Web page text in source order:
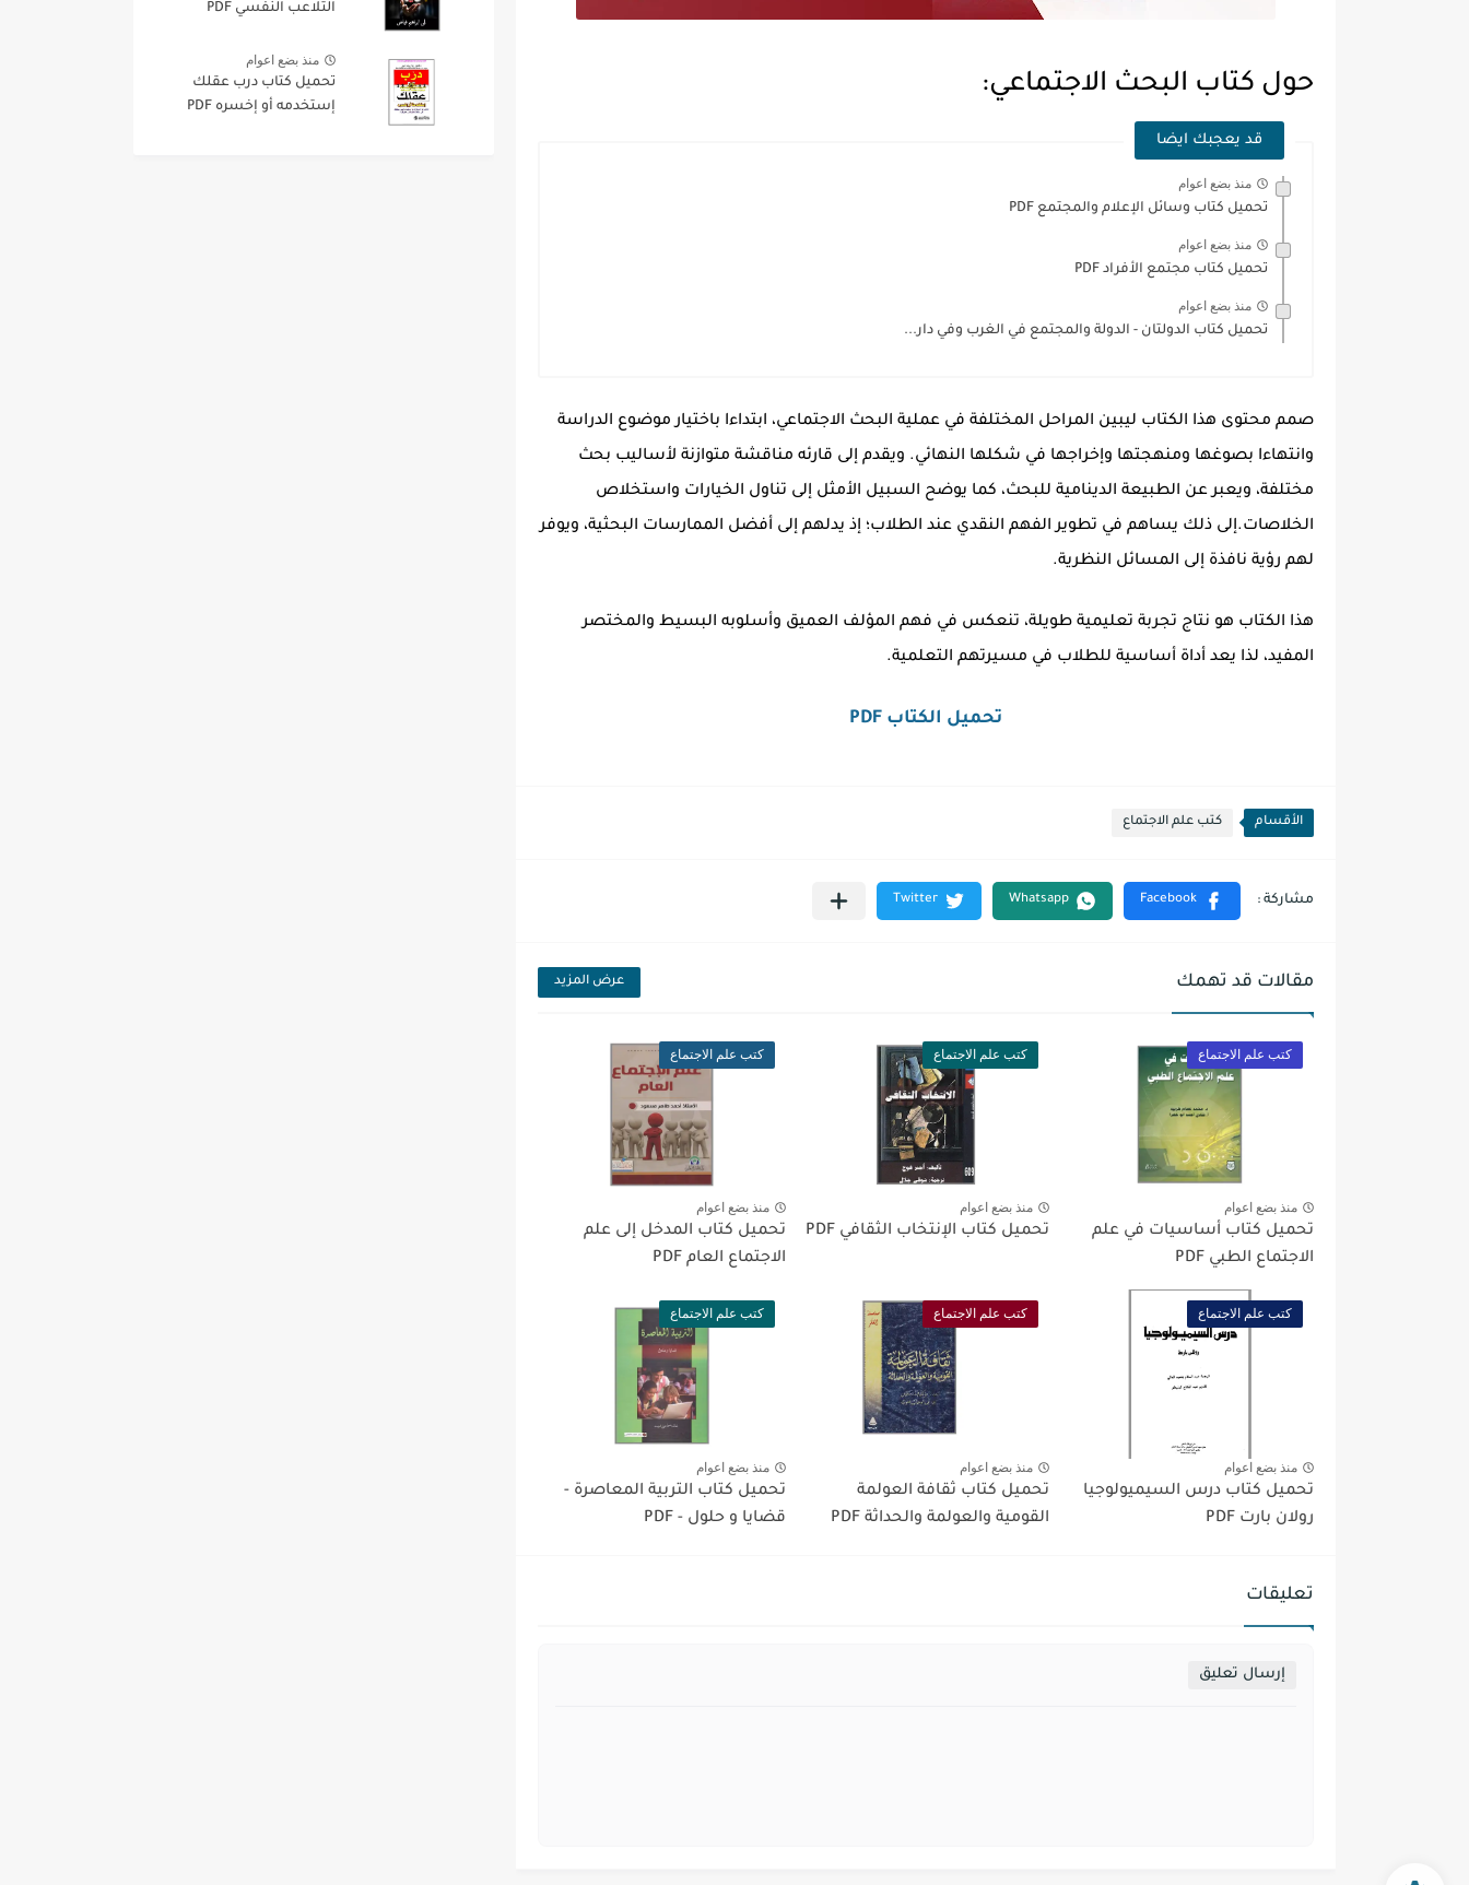
حول كتاب البحث الاجتماعي:
قد يعجبك ايضا
منذ بضع اعوام
تحميل كتاب وسائل الإعلام والمجتمع PDF
منذ بضع اعوام
تحميل كتاب مجتمع الأفراد PDF
منذ بضع اعوام
تحميل كتاب الدولتان - الدولة والمجتمع في الغرب وفي دار...
صمم محتوى هذا الكتاب ليبين المراحل المختلفة في عملية البحث الاجتماعي، ابتداءا باختيار موضوع الدراسة
وانتهاءا بصوغها ومنهجتها وإخراجها في شكلها النهائي. ويقدم إلى قارئه مناقشة متوازنة لأساليب بحث
مختلفة، ويعبر عن الطبيعة الدينامية للبحث، كما يوضح السبيل الأمثل إلى تناول الخيارات واستخلاص
الخلاصات.إلى ذلك يساهم في تطوير الفهم النقدي عند الطلاب؛ إذ يدلهم إلى أفضل الممارسات البحثية، ويوفر
لهم رؤية نافذة إلى المسائل النظرية.
هذا الكتاب هو نتاج تجربة تعليمية طويلة، تنعكس في فهم المؤلف العميق وأسلوبه البسيط والمختصر
المفيد، لذا يعد أداة أساسية للطلاب في مسيرتهم التعلمية.
تحميل الكتاب PDF
الأقسام كتب علم الاجتماع
مقالات قد تهمك عرض المزيد
كتب علم الاجتماع
منذ بضع اعوام
تحميل كتاب أساسيات في علم
الاجتماع الطبي PDF
كتب علم الاجتماع
منذ بضع اعوام
تحميل كتاب الإنتخاب الثقافي PDF
كتب علم الاجتماع
منذ بضع اعوام
تحميل كتاب المدخل إلى علم
الاجتماع العام PDF
كتب علم الاجتماع
منذ بضع اعوام
تحميل كتاب درس السيميولوجيا
رولان بارت PDF
كتب علم الاجتماع
منذ بضع اعوام
تحميل كتاب ثقافة العولمة
القومية والعولمة والحداثة PDF
كتب علم الاجتماع
منذ بضع اعوام
تحميل كتاب التربية المعاصرة -
قضايا و حلول - PDF
تعليقات
إرسال تعليق
التلاعب النفسي PDF
منذ بضع اعوام
تحميل كتاب درب عقلك
إستخدمه أو إخسره PDF